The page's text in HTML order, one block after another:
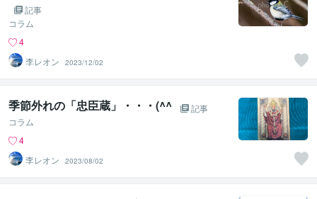
記事
コラム
4
李レオン
2023/12/02
季節外れの「忠臣蔵」・・・(^^
記事
コラム
4
李レオン
2023/08/02